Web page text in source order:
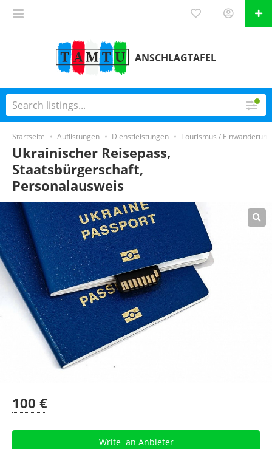
ANSCHLAGTAFEL
Startseite Auflistungen Dienstleistungen Tourismus / Einwanderung
Ukrainischer Reisepass,
Staatsbürgerschaft,
Personalausweis
100 €
Write an Anbieter